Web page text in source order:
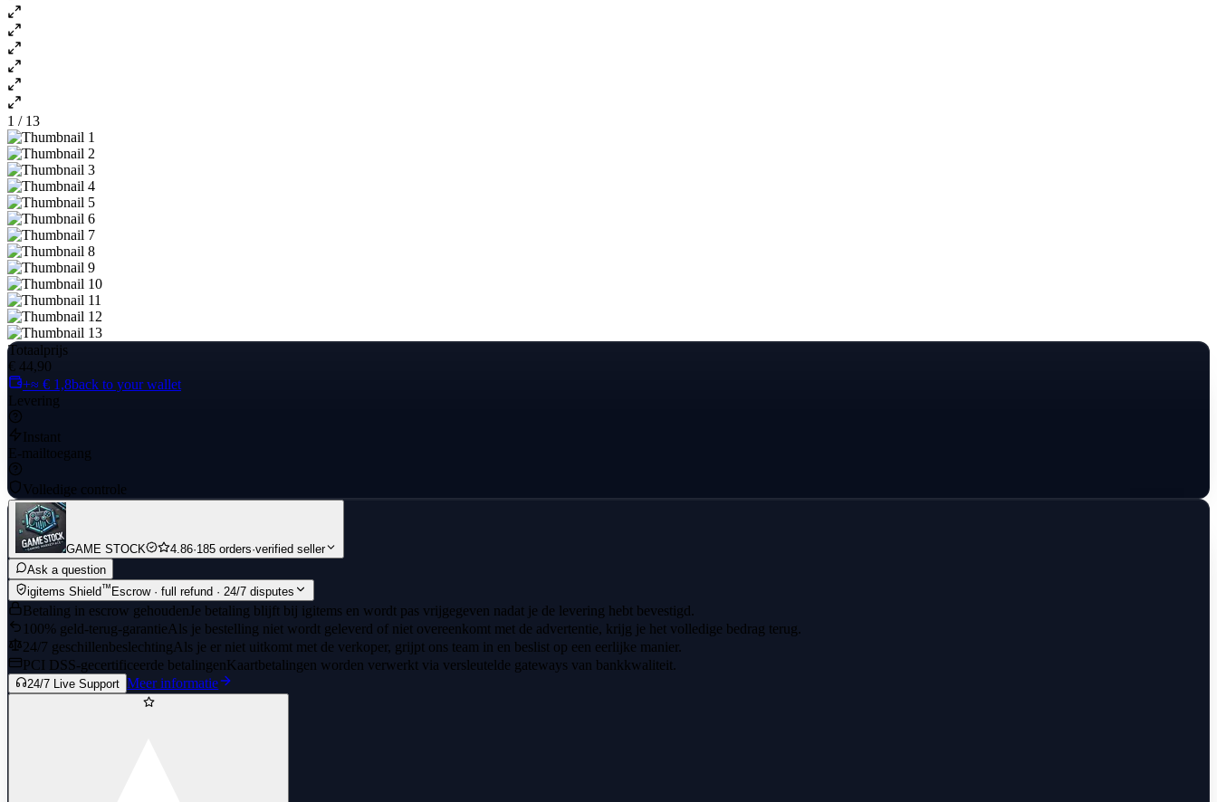
1 / 13
Totaalprijs
€ 44,90
+≈ € 1,8back to your wallet
Levering
Instant
E-mailtoegang
Volledige controle
GAME STOCK 4.86·185 orders·verified seller
Ask a question
igitems Shield™Escrow · full refund · 24/7 disputes
Betaling in escrow gehouden Je betaling blijft bij igitems en wordt pas vrijgegeven nadat je de levering hebt bevestigd.
100% geld-terug-garantieAls je bestelling niet wordt geleverd of niet overeenkomt met de advertentie, krijg je het volledige bedrag terug.
24/7 geschillenbeslechtingAls je er niet uitkomt met de verkoper, grijpt ons team in en beslist op een eerlijke manier.
PCI DSS-gecertificeerde betalingenKaartbetalingen worden verwerkt via versleutelde gateways van bankkwaliteit.
24/7 Live Support Meer informatie